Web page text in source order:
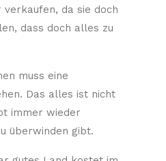
da sie doch
dass doch alles zu
muss eine
Das alles ist nicht
immer wieder
überwinden gibt.